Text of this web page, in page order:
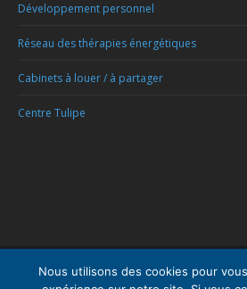
Développement personnel
Réseau des thérapies énergétiques
Cabinets à louer / à partager
Centre Tulipe
Nous utilisons des cookies pour